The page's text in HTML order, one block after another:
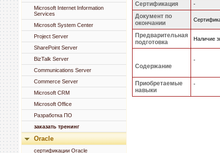
Microsoft Internet Information
Services
Microsoft System Center
Project Server
SharePoint Server
BizTalk Server
Communications Server
Commerce Server
Microsoft CRM
Microsoft Office
Разработка ПО
заказать тренинг
Oracle
сертификации Oracle
Сертификация -
Документ по
окончании
Предварительная
подготовка
Наличие
Содержание
-
Приобретаемые
навыки
-